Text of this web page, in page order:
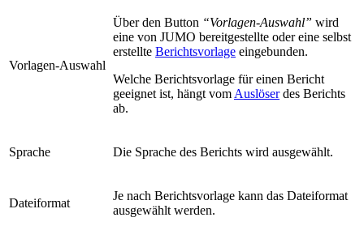
Vorlagen-Auswahl
Über den Button “Vorlagen-Auswahl” wird
eine von JUMO bereitgestellte oder eine selbst
erstellte Berichtsvorlage eingebunden.
Welche Berichtsvorlage für einen Bericht
geeignet ist, hängt vomAuslöserdes Berichts
ab.
Sprache Die Sprache des Berichts wird ausgewählt.
Dateiformat
Je nach Berichtsvorlage kann das Dateiformat
ausgewählt werden.